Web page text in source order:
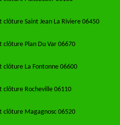
Saint Jean La Riviere 06450
clôture Plan Du Var 06670
clôture La Fontonne 06600
clôture Rocheville 06110
clôture Magagnosc 06520